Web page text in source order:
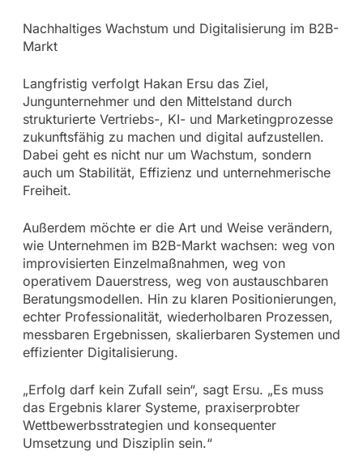
Nachhaltiges Wachstum und Digitalisierung im B2B-
Markt
Langfristig verfolgt Hakan Ersu das Ziel,
Jungunternehmer und den Mittelstand durch
strukturierte Vertriebs-, KI- und Marketingprozesse
zukunftsfähig zu machen und digital aufzustellen.
Dabei geht es nicht nur um Wachstum, sondern
auch um Stabilität, Effizienz und unternehmerische
Freiheit.
Außerdem möchte er die Art und Weise verändern,
wie Unternehmen im B2B-Markt wachsen: weg von
improvisierten Einzelmaßnahmen, weg von
operativem Dauerstress, weg von austauschbaren
Beratungsmodellen. Hin zu klaren Positionierungen,
echter Professionalität, wiederholbaren Prozessen,
messbaren Ergebnissen, skalierbaren Systemen und
effizienter Digitalisierung.
„Erfolg darf kein Zufall sein“, sagt Ersu. „Es muss
das Ergebnis klarer Systeme, praxiserprobter
Wettbewerbsstrategien und konsequenter
Umsetzung und Disziplin sein.“